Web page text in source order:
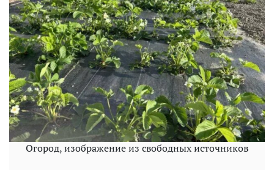
Огород, изображение из свободных источников